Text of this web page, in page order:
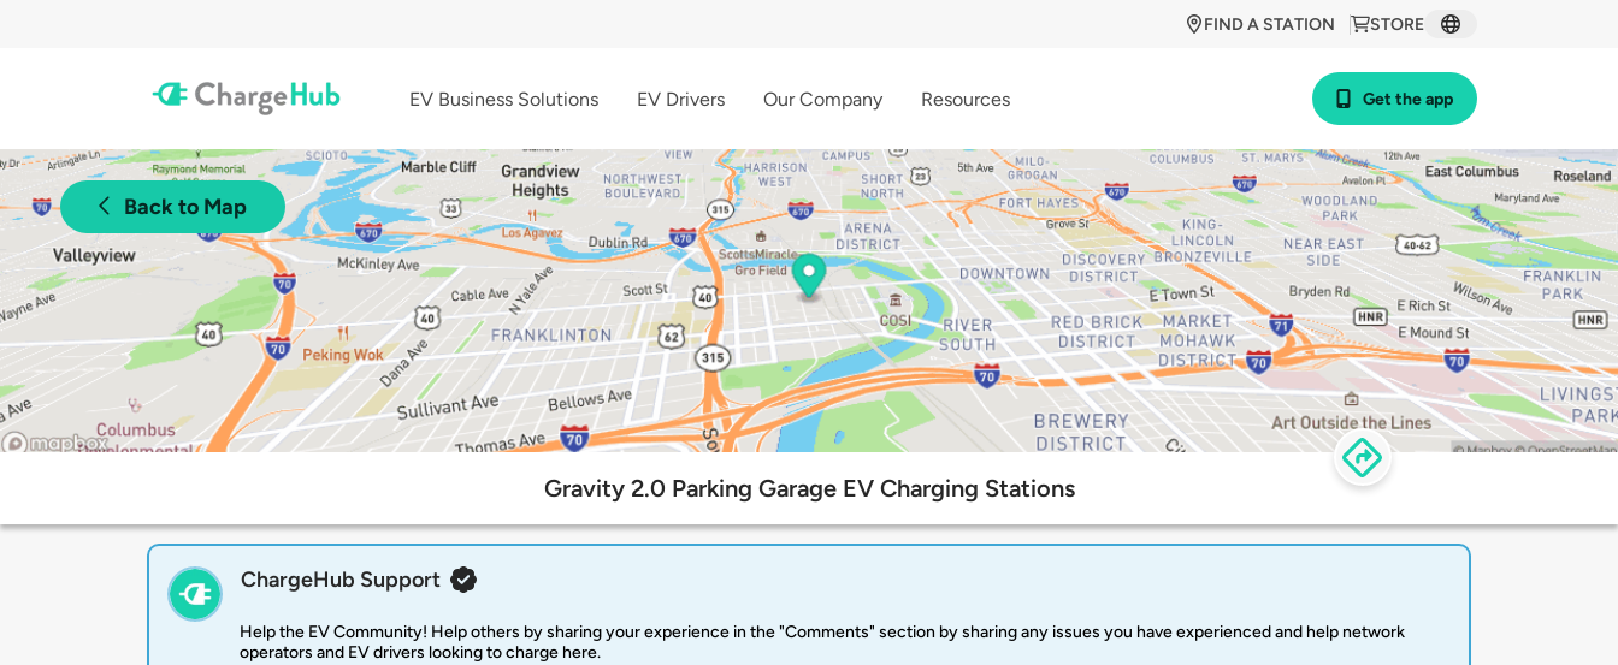
STORE
FIND A STATION
EV Business Solutions EV Drivers Our Company Resources Get the app
Back to Map
Gravity 2.0 Parking Garage EV Charging Stations
ChargeHub Support
Help the EV Community! Help others by sharing your experience in the "Comments" section by sharing any issues you have experienced and help network
operators and EV drivers looking to charge here.